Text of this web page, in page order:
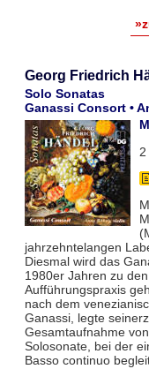
Georg Friedrich
Solo Sonatas
Ganassi Consort •
2
jahrzehntelangen
Diesmal wird das
1980er Jahren zu
Aufführungspraxis
nach dem
Ganassi, legte
Gesamtaufnahme
Solosonate, bei der
Basso continuo